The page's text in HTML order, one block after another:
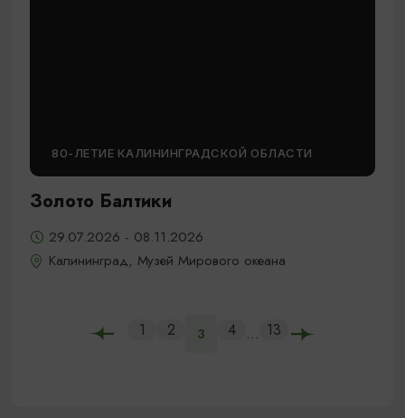
80-ЛЕТИЕ КАЛИНИНГРАДСКОЙ ОБЛАСТИ
Золото Балтики
29.07.2026 - 08.11.2026
Калининград, Музей Мирового океана
1 2 3 4 ... 13